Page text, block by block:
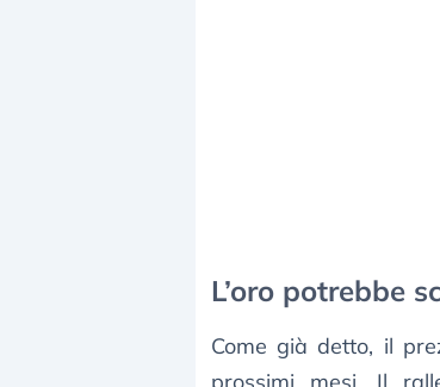
L’oro potrebbe
Come già detto, il